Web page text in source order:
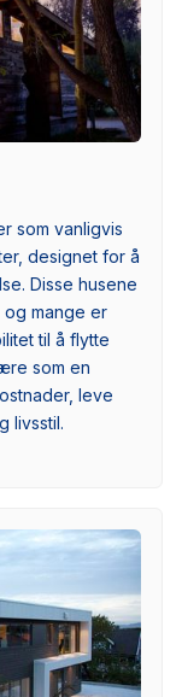
som vanligvis
designet for å
Disse husene
mange er
til å flytte
som en
leve
livsstil.